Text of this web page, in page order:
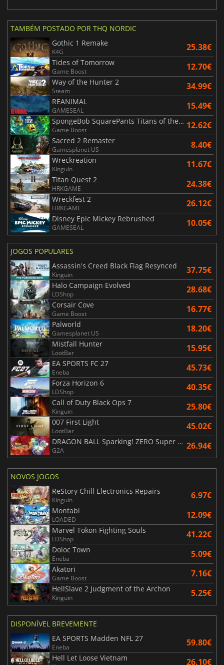
TAMBÉM POSTADO POR THQ NORDIC
Gothic 1 Remake
K4G 25.38€
Tides of Tomorrow
Game Boost 12.70€
Way of the Hunter 2
Steam 34.99€
REANIMAL
GAMESEAL 15.49€
SpongeBob SquarePants Titans of the Tide
Game Boost 12.62€
Sacred 2 Remaster
Gamesplanet US 8.40€
Wreckreation
Kinguin 11.67€
Titan Quest 2
HRKGAME 24.38€
Wreckfest 2
HRKGAME 26.12€
Disney Epic Mickey Rebrushed
GAMESEAL 10.05€
JOGOS POPULARES
Assassin's Creed Black Flag Resynced
Kinguin 37.75€
Halo Campaign Evolved
LDShop 28.68€
Corsair Cove
Game Boost 16.77€
Palworld
Gamesplanet US 18.20€
Mistfall Hunter
LootBar 15.95€
EA SPORTS FC 27
Eneba 45.73€
Forza Horizon 6
LDShop 40.35€
Call of Duty Black Ops 7
Kinguin 25.80€
007 First Light
LootBar 45.02€
DRAGON BALL Sparking! ZERO Super Limit Breaking NEO
G2A 26.94€
NOVOS JOGOS
ReStory Chill Electronics Repairs
Kinguin 6.97€
Montabi
LOADED 12.09€
Marvel Tokon Fighting Souls
LDShop 41.22€
Doloc Town
Eneba 5.09€
Akatori
Game Boost 7.16€
HellSlave 2 Judgment of the Archon
Kinguin 5.25€
DISPONÍVEL BREVEMENTE
EA SPORTS Madden NFL 27
Eneba 59.80€
Hell Let Loose Vietnam 26.10€